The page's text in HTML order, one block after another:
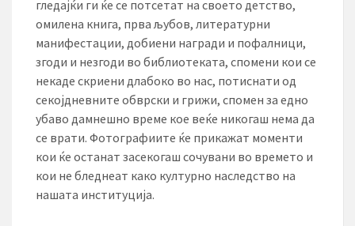
гледајќи ги ќе се потсетат на своето детство,
омилена книга, прва љубов, литературни
манифестации, добиени награди и пофалници,
згоди и незгоди во библиотеката, спомени кои се
некаде скриени длабоко во нас, потиснати од
секојдневните обврски и грижи, спомен за едно
убаво дамнешно време кое веќе никогаш нема да
се врати. Фотографиите ќе прикажат моменти
кои ќе останат засекогаш сочувани во времето и
кои не бледнеат како културно наследство на
нашата институција.